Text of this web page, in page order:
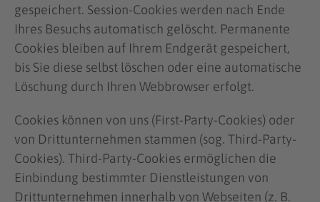
gespeichert. Session-Cookies werden nach Ende
Ihres Besuchs automatisch gelöscht. Permanente
Cookies bleiben auf Ihrem Endgerät gespeichert,
bis Sie diese selbst löschen oder eine automatische
Löschung durch Ihren Webbrowser erfolgt.
Cookies können von uns (First-Party-Cookies) oder
von Drittunternehmen stammen (sog. Third-Party-
Cookies). Third-Party-Cookies ermöglichen die
Einbindung bestimmter Dienstleistungen von
Drittunternehmen innerhalb von Webseiten (z. B.